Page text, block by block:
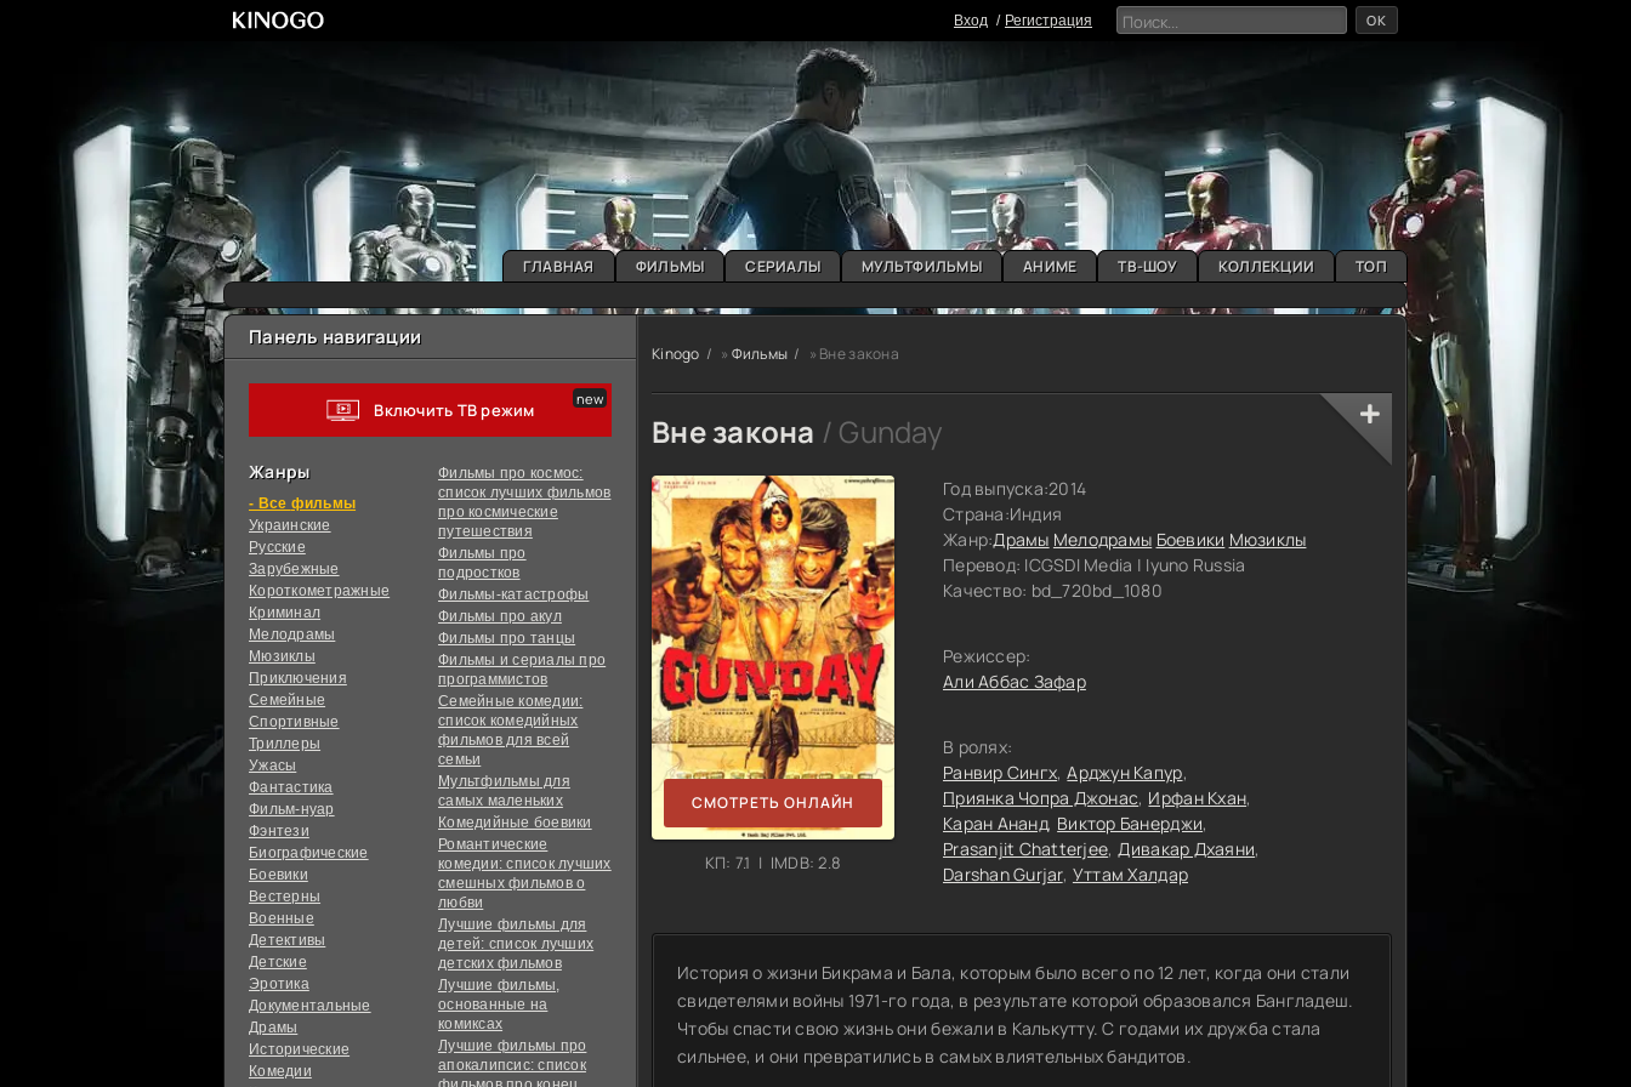
Вxoд Регистрация OK
ГЛАВНАЯ ФИЛЬМЫ СЕРИАЛЫ МУЛЬТФИЛЬМЫ АНИМЕ ТВ-ШОУ КОЛЛЕКЦИИ ТОП
Панель навигации
Включить ТВ режим
Жанры
фильмы
Украинcкие
Русские
Зарубежные
Короткометражные
Криминал
Мелодрамы
Мюзиклы
Приключения
Семейные
Спортивные
Триллеры
Ужасы
Фантастика
Фильм-нуар
Фэнтези
Биографические
Боевики
Вестерны
Военные
Детективы
Детские
Эротика
Документальные
Драмы
Исторические
Комедии
Фильмы про космос:
список лучших фильмов
про космические
путешествия
Фильмы про
подростков
Фильмы-катастрофы
Фильмы про акул
Фильмы про танцы
Фильмы и сериалы про
программистов
Семейные комедии:
список комедийных
фильмов для всей
семьи
Мультфильмы для
самых маленьких
Комедийные боевики
Романтические
комедии: список лучших
смешных фильмов о
любви
Лучшие фильмы для
детей: список лучших
детских фильмов
Лучшие фильмы,
основанные на
комиксах
Лучшие фильмы про
апокалипсис: список
Kinogo » Фильмы » Вне закона
Вне закона / Gunday
СМОТРЕТЬ ОНЛАЙН
КП: 7.1 | IMDB: 2.8
Год выпуска:2014
Страна:Индия
Жанр:Драмы Мелодрамы Боевики Мюзиклы
Перевод: ICGSDI Media | Iyuno Russia
Качество: bd_720bd_1080
Режиссер:
Али Аббас Зафар
В ролях:
Ранвир Сингх Арджун Капур
Приянка Чопра Джонас Ирфан Кхан
Каран Ананд Виктор Банерджи
Prasanjit Chatterjee Дивакар Дхаяни
Darshan Gurjar Уттам Халдар
История о жизни Бикрама и Бала, которым было всего по 12 лет, когда они стали
свидетелями войны 1971-го года, в результате которой образовался Бангладеш.
Чтобы спасти свою жизнь они бежали в Калькутту. С годами их дружба стала
сильнее, и они превратились в самых влиятельных бандитов.